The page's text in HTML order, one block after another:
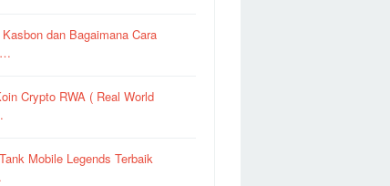
dan Bagaimana Cara
Crypto RWA ( Real World
Mobile Legends Terbaik